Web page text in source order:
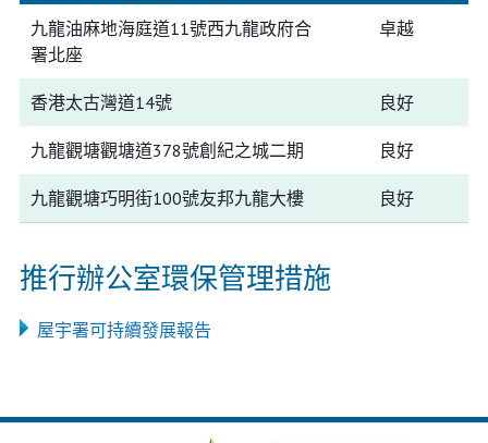
九龍油麻地海庭道11號西九龍政府合
署北座
卓越
香港太古灣道14號 良好
九龍觀塘觀塘道378號創紀之城二期 良好
九龍觀塘巧明街100號友邦九龍大樓 良好
推行辦公室環保管理措施
屋宇署可持續發展報告